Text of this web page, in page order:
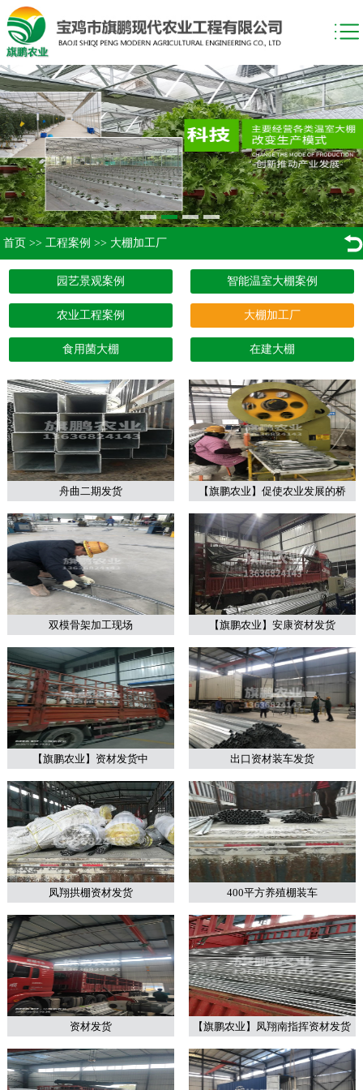
首页 >> 工程案例 >> 大棚加工厂
园艺景观案例 智能温室大棚案例
农业工程案例 大棚加工厂
食用菌大棚 在建大棚
舟曲二期发货
【旗鹏农业】促使农业发展的桥
梁！
双模骨架加工现场 【旗鹏农业】安康资材发货
【旗鹏农业】资材发货中 出口资材装车发货
凤翔拱棚资材发货 400平方养殖棚装车
资材发货 【旗鹏农业】凤翔南指挥资材发货